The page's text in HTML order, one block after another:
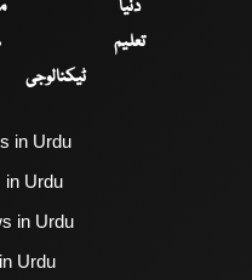
دنیا
تعلیم
ٹیکنالوجی
in Urdu
in Urdu
in Urdu
Urdu